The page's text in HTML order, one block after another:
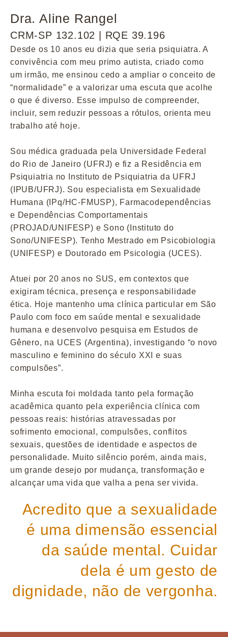
Dra. Aline Rangel
CRM-SP 132.102 | RQE 39.196
Desde os 10 anos eu dizia que seria psiquiatra. A
convivência com meu primo autista, criado como
um irmão, me ensinou cedo a ampliar o conceito de
“normalidade” e a valorizar uma escuta que acolhe
o que é diverso. Esse impulso de compreender,
incluir, sem reduzir pessoas a rótulos, orienta meu
trabalho até hoje.
Sou médica graduada pela Universidade Federal
do Rio de Janeiro (UFRJ) e fiz a Residência em
Psiquiatria no Instituto de Psiquiatria da UFRJ
(IPUB/UFRJ). Sou especialista em Sexualidade
Humana (IPq/HC-FMUSP), Farmacodependências
e Dependências Comportamentais
(PROJAD/UNIFESP) e Sono (Instituto do
Sono/UNIFESP). Tenho Mestrado em Psicobiologia
(UNIFESP) e Doutorado em Psicologia (UCES).
Atuei por 20 anos no SUS, em contextos que
exigiram técnica, presença e responsabilidade
ética. Hoje mantenho uma clínica particular em São
Paulo com foco em saúde mental e sexualidade
humana e desenvolvo pesquisa em Estudos de
Gênero, na UCES (Argentina), investigando “o novo
masculino e feminino do século XXI e suas
compulsões”.
Minha escuta foi moldada tanto pela formação
acadêmica quanto pela experiência clínica com
pessoas reais: histórias atravessadas por
sofrimento emocional, compulsões, conflitos
sexuais, questões de identidade e aspectos de
personalidade. Muito silêncio porém, ainda mais,
um grande desejo por mudança, transformação e
alcançar uma vida que valha a pena ser vivida.
Acredito que a sexualidade
é uma dimensão essencial
da saúde mental. Cuidar
dela é um gesto de
dignidade, não de vergonha.